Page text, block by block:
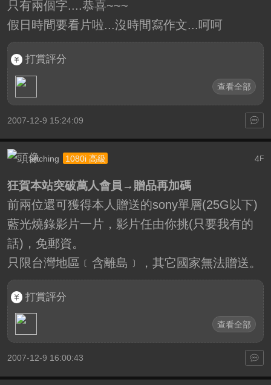
只有兩個字....恭喜~~~
假日時間要看片啦...沒時間寫作文...呵呵
打賞評分
查看全部
2007-12-9 15:24:09
4F
anching 1080i 高級
狂賀本站突破萬人會員→贈品再加碼
前兩位還可獲得本人贈送的sony單層(25G以下)
藍光燒錄影片一片，影片任由你挑(只要我有的
話)，免郵資。
只限台灣地區﹝含離島﹞，其它國家無法贈送。
打賞評分
查看全部
2007-12-9 16:00:43